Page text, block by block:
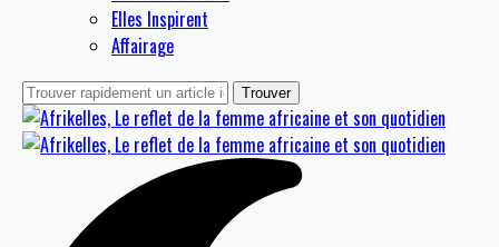
Elles Inspirent
Affairage